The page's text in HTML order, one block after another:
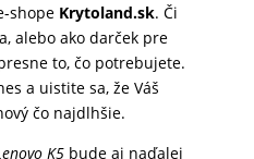
shope Krytoland.sk. Či
alebo ako darček pre
to, čo potrebujete.
a uistite sa, že Váš
čo najdlhšie.
K5bude aj naďalej